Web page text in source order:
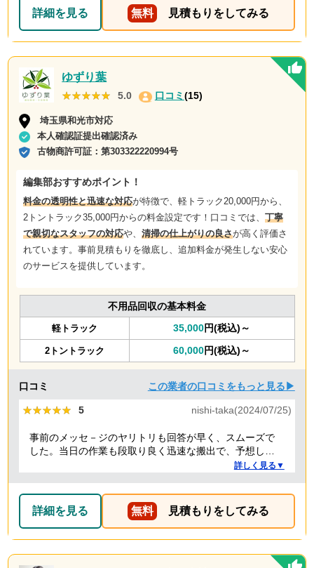
詳細を見る 無料 見積もりをしてみる
ゆずり葉
★★★★★
★★★★★ 5.0 口コミ(15)
埼玉県和光市対応
本人確認証提出確認済み
古物商許可証：第303322220994号
編集部おすすめポイント！
料金の透明性と迅速な対応が特徴で、軽トラック20,000円から、
2トントラック35,000円からの料金設定です！口コミでは、 丁寧
で親切なスタッフの対応や、 清掃の仕上がりの良さが高く評価さ
れています。事前見積もりを徹底し、追加料金が発生しない安心
のサービスを提供しています。
不用品回収の基本料金
軽トラック 35,000円(税込)～
2トントラック 60,000円(税込)～
口コミ この業者の口コミをもっと見る▶
★★★★★
★★★★★ 5 nishi-taka(2024/07/25)
事前のメッセ－ジのヤリトリも回答が早く、スムーズで
した。当日の作業も段取り良く迅速な搬出で、予想して
いた時間よりも短時間で完了。 事前打ち合わせ・当日作
したくなるような感想です。
詳しく見る▼
詳細を見る 無料 見積もりをしてみる